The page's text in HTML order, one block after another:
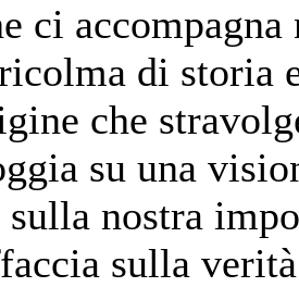
ci
di storia
che
su una
nostra
sulla